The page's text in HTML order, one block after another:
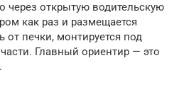
через открытую водительскую
как раз и размещается
от печки, монтируется под
Главный ориентир — это